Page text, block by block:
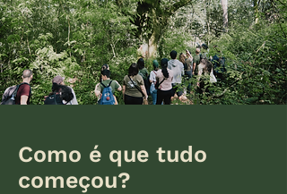
Como é que tudo
começou?